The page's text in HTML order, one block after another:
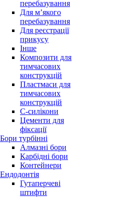
перебазування
Для м’якого
перебазування
Для реєстрації
прикусу
Інше
Композити для
тимчасових
конструкцій
Пластмаси для
тимчасових
конструкцій
С-силікони
Цементи для
фіксації
Бори турбінні
Алмазні бори
Карбідні бори
Контейнери
Ендодонтія
Гутаперчеві
штифти